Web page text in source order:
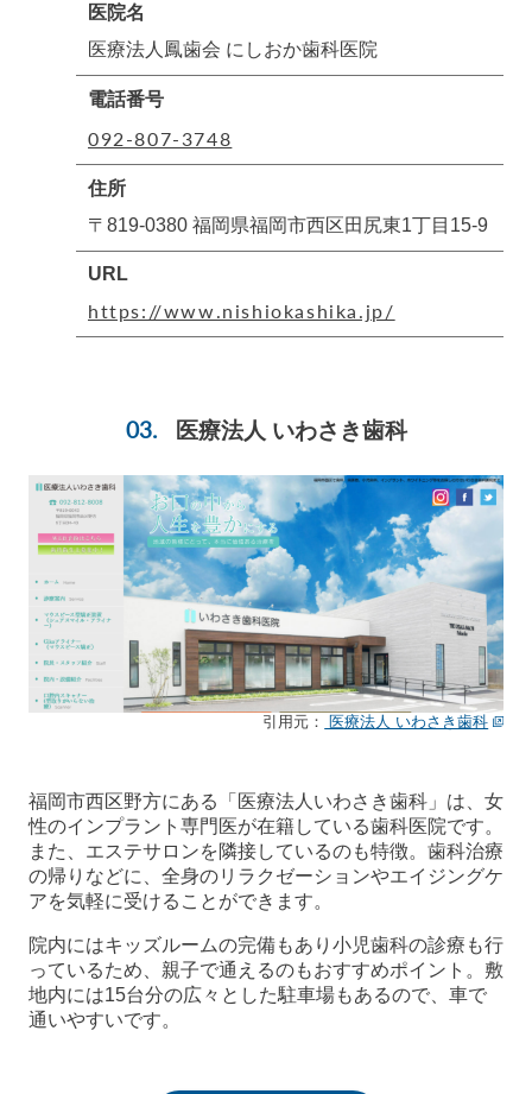
医院名
医療法人鳳歯会 にしおか歯科医院
電話番号
092-807-3748
住所
〒819-0380 福岡県福岡市西区田尻東1丁目15-9
URL
https://www.nishiokashika.jp/
医療法人 いわさき歯科
引用元： 医療法人 いわさき歯科
福岡市西区野方にある「医療法人いわさき歯科」は、女
性のインプラント専門医が在籍している歯科医院です。
また、エステサロンを隣接しているのも特徴。歯科治療
の帰りなどに、全身のリラクゼーションやエイジングケ
アを気軽に受けることができます。
院内にはキッズルームの完備もあり小児歯科の診療も行
っているため、親子で通えるのもおすすめポイント。敷
地内には15台分の広々とした駐車場もあるので、車で
通いやすいです。